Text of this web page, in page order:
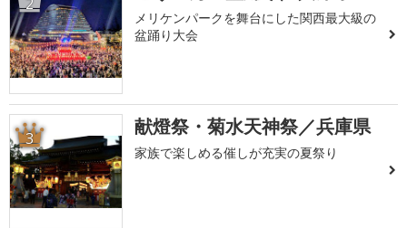
メリケンパークを舞台にした関西最大級の
盆踊り大会
3 献燈祭・菊水天神祭／兵庫県
家族で楽しめる催しが充実の夏祭り